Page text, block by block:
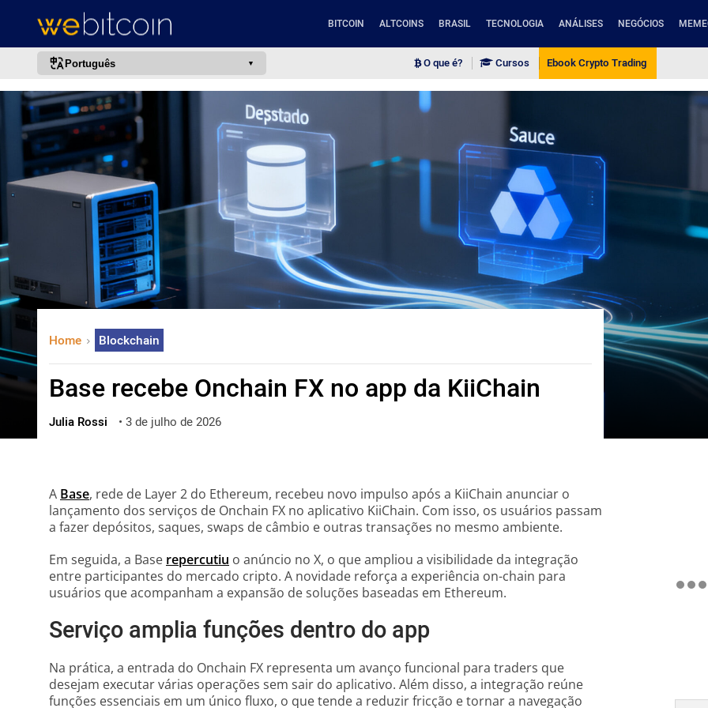
BITCOIN ALTCOINS BRASIL TECNOLOGIA ANÁLISES NEGÓCIOS
Português
português (BR)
english
español
français
italiano
deutsch
日本語
中文
русский
العربية
ไทย
ქართული
O que é? Cursos Ebook Crypto Trading
Home Blockchain
Base recebe Onchain FX no app da KiiChain
Julia Rossi • 3 de julho de 2026
A Base, rede de Layer 2 do Ethereum, recebeu novo impulso após a KiiChain anunciar o
lançamento dos serviços de Onchain FX no aplicativo KiiChain. Com isso, os usuários passam
a fazer depósitos, saques, swaps de câmbio e outras transações no mesmo ambiente.
Em seguida, a Base repercutiu o anúncio no X, o que ampliou a visibilidade da integração
entre participantes do mercado cripto. A novidade reforça a experiência on-chain para
usuários que acompanham a expansão de soluções baseadas em Ethereum.
Serviço amplia funções dentro do app
Na prática, a entrada do Onchain FX representa um avanço funcional para traders que
desejam executar várias operações sem sair do aplicativo. Além disso, a integração reúne
funções essenciais em um único fluxo, o que tende a reduzir fricção e tornar a navegação